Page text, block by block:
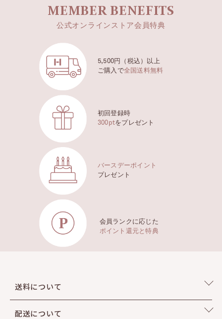
MEMBER BENEFITS
公式オンラインストア会員特典
5,500円（税込）以上
ご購入で全国送料無料
初回登録時
300ptをプレゼント
バースデーポイント
プレゼント
会員ランクに応じた
ポイント還元と特典
送料について
配送について